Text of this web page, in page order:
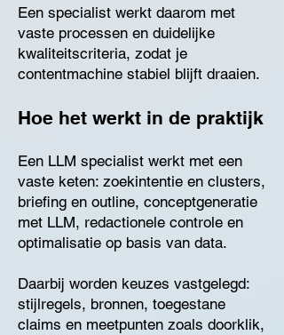
Een specialist werkt daarom met
vaste processen en duidelijke
kwaliteitscriteria, zodat je
contentmachine stabiel blijft draaien.
Hoe het werkt in de praktijk
Een LLM specialist werkt met een
vaste keten: zoekintentie en clusters,
briefing en outline, conceptgeneratie
met LLM, redactionele controle en
optimalisatie op basis van data.
Daarbij worden keuzes vastgelegd:
stijlregels, bronnen, toegestane
claims en meetpunten zoals doorklik,